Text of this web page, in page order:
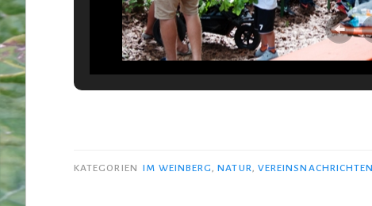
KATEGORIEN IM WEINBERG,NATUR,